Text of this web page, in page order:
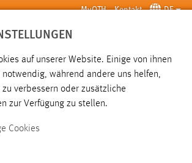
MyOTH Kontakt DE
SUCHE
JETZT BEWERBEN
auf unserer Website. Einige von ihnen
während andere uns helfen,
verbessern oder zusätzliche
zur Verfügung zu stellen.
Cookies